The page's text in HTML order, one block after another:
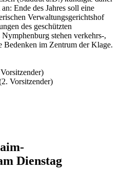
Ende des Jahres soll eine
Verwaltungsgerichtshof
des geschützten
stehen verkehrs-,
Bedenken im Zentrum der Klage.
Vorsitzender)
Dienstag